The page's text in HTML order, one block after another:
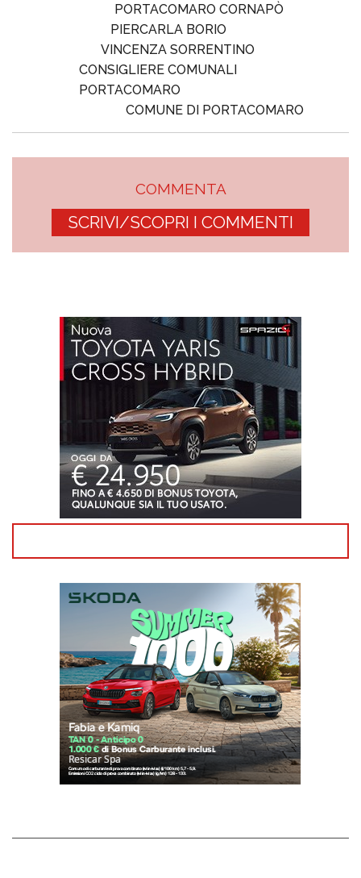
PORTACOMARO CORNAPÒ
PIERCARLA BORIO
VINCENZA SORRENTINO
CONSIGLIERE COMUNALI
PORTACOMARO
COMUNE DI PORTACOMARO
COMMENTA
SCRIVI/SCOPRI I COMMENTI